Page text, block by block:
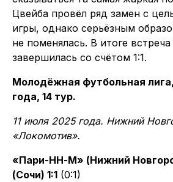
Цвейба провёл ряд замен с
игры, однако серьёзным
не поменялась. В итоге
завершилась со счётом 1:1.
Молодёжная футбольная
года, 14 тур.
11 июля 2025 года. Нижний
«Локомотив».
«Пари-НН-М» (Нижний
(Сочи) 1:1 (0:1)